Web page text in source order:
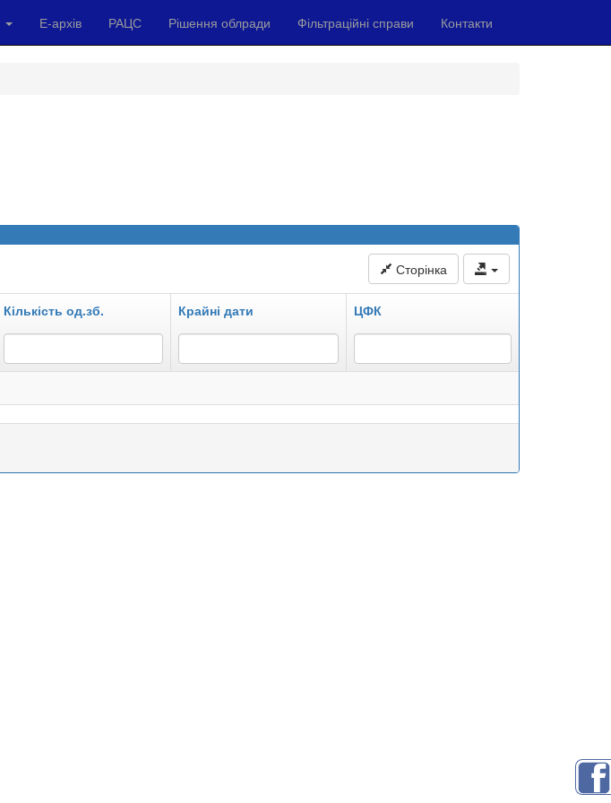
Е-архів РАЦС Рішення облради Фільтраційні справи Контакти
Сторінка
Кількість од.зб. Крайні дати ЦФК